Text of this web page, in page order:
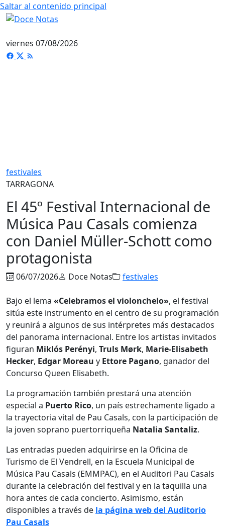
Saltar al contenido principal
viernes 07/08/2026
festivales
TARRAGONA
El 45º Festival Internacional de
Música Pau Casals comienza
con Daniel Müller-Schott como
protagonista
06/07/2026 Doce Notas festivales
Bajo el lema «Celebramos el violonchelo», el festival
sitúa este instrumento en el centro de su programación
y reunirá a algunos de sus intérpretes más destacados
del panorama internacional. Entre los artistas invitados
figuran Miklós Perényi, Truls Mørk, Marie-Elisabeth
Hecker, Edgar Moreau y Ettore Pagano, ganador del
Concurso Queen Elisabeth.
La programación también prestará una atención
especial a Puerto Rico, un país estrechamente ligado a
la trayectoria vital de Pau Casals, con la participación de
la joven soprano puertorriqueña Natalia Santaliz.
Las entradas pueden adquirirse en la Oficina de
Turismo de El Vendrell, en la Escuela Municipal de
Música Pau Casals (EMMPAC), en el Auditori Pau Casals
durante la celebración del festival y en la taquilla una
hora antes de cada concierto. Asimismo, están
disponibles a través de la página web del Auditorio
Pau Casals